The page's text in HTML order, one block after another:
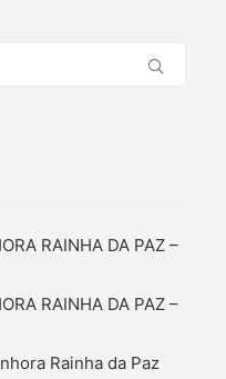
RAINHA DA PAZ –
RAINHA DA PAZ –
Rainha da Paz